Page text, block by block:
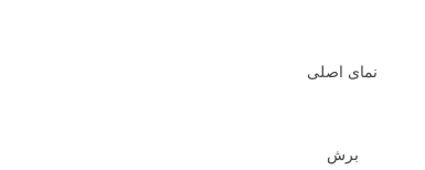
نمای اصلی
برش